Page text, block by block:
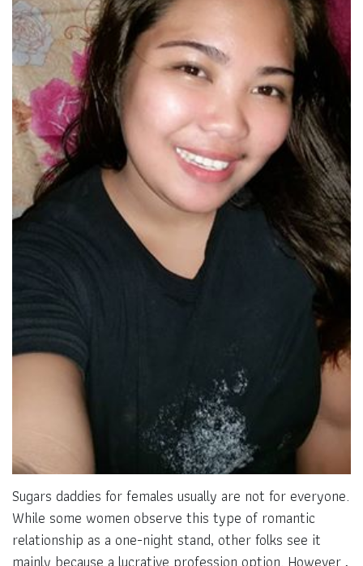
Sugars daddies for females usually are not for everyone.
While some women observe this type of romantic
relationship as a one-night stand, other folks see it